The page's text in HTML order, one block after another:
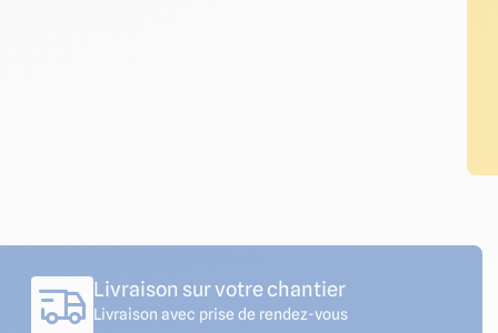
Livraison sur votre chantier
Livraison avec prise de rendez-vous